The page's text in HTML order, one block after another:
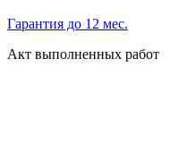
Гарантия до 12 мес.
Акт выполненных работ